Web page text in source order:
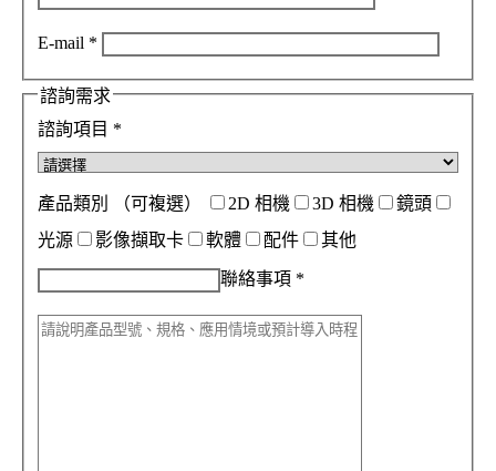
E-mail *
諮詢需求
諮詢項目 *
產品類別 （可複選） 2D 相機 3D 相機
鏡頭
光源
影像擷取卡 軟體 配件 其他
聯絡事項 *